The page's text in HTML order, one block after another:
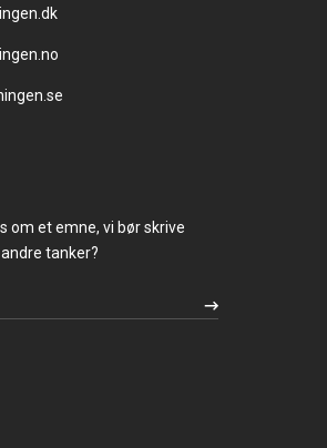
om et emne, vi bør skrive
tanker?